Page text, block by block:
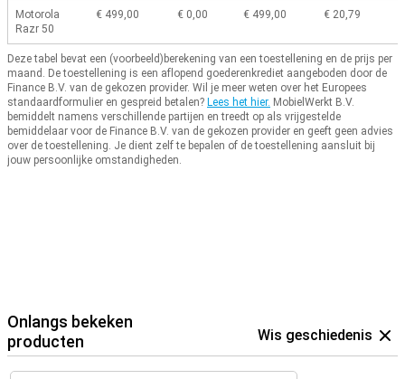
Motorola
Razr 50
€ 499,00 € 0,00 € 499,00 € 20,79
Deze tabel bevat een (voorbeeld)berekening van een toestellening en de prijs per
maand. De toestellening is een aflopend goederenkrediet aangeboden door de
Finance B.V. van de gekozen provider. Wil je meer weten over het Europees
standaardformulier en gespreid betalen? Lees het hier. MobielWerkt B.V.
bemiddelt namens verschillende partijen en treedt op als vrijgestelde
bemiddelaar voor de Finance B.V. van de gekozen provider en geeft geen advies
over de toestellening. Je dient zelf te bepalen of de toestellening aansluit bij
jouw persoonlijke omstandigheden.
Onlangs bekeken
producten
Wis geschiedenis